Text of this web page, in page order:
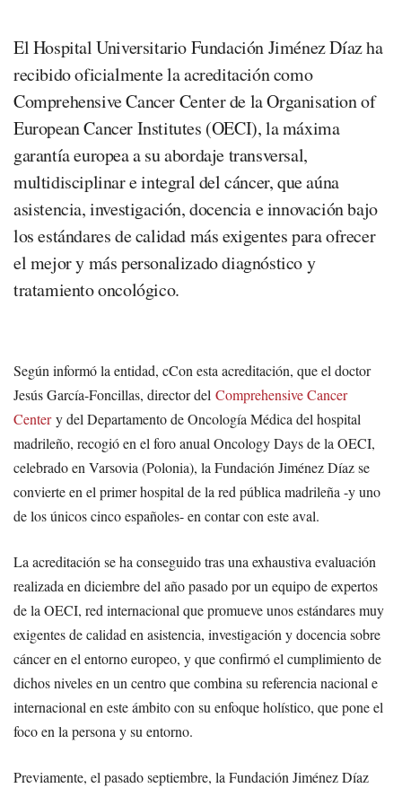
El Hospital Universitario Fundación Jiménez Díaz ha
recibido oficialmente la acreditación como
Comprehensive Cancer Center de la Organisation of
European Cancer Institutes (OECI), la máxima
garantía europea a su abordaje transversal,
multidisciplinar e integral del cáncer, que aúna
asistencia, investigación, docencia e innovación bajo
los estándares de calidad más exigentes para ofrecer
el mejor y más personalizado diagnóstico y
tratamiento oncológico.
Según informó la entidad, cCon esta acreditación, que el doctor
Jesús García-Foncillas, director del Comprehensive Cancer
Centery del Departamento de Oncología Médica del hospital
madrileño, recogió en el foro anual Oncology Days de la OECI,
celebrado en Varsovia (Polonia), la Fundación Jiménez Díaz se
convierte en el primer hospital de la red pública madrileña -y uno
de los únicos cinco españoles- en contar con este aval.
La acreditación se ha conseguido tras una exhaustiva evaluación
realizada en diciembre del año pasado por un equipo de expertos
de la OECI, red internacional que promueve unos estándares muy
exigentes de calidad en asistencia, investigación y docencia sobre
cáncer en el entorno europeo, y que confirmó el cumplimiento de
dichos niveles en un centro que combina su referencia nacional e
internacional en este ámbito con su enfoque holístico, que pone el
foco en la persona y su entorno.
Previamente, el pasado septiembre, la Fundación Jiménez Díaz